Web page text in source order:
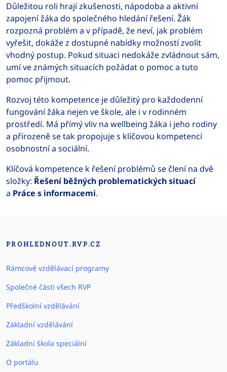
Důležitou roli hrají zkušenosti, nápodoba a aktivní
zapojení žáka do společného hledání řešení. Žák
rozpozná problém a v případě, že neví, jak problém
vyřešit, dokáže z dostupné nabídky možností zvolit
vhodný postup. Pokud situaci nedokáže zvládnout sám,
umí ve známých situacích požádat o pomoc a tuto
pomoc přijmout.
Rozvoj této kompetence je důležitý pro každodenní
fungování žáka nejen ve škole, ale i v rodinném
prostředí. Má přímý vliv na wellbeing žáka i jeho rodiny
a přirozeně se tak propojuje s klíčovou kompetencí
osobnostní a sociální.
Klíčová kompetence k řešení problémů se člení na dvě
složky: Řešení běžných problematických situací
a Práce s informacemi.
PROHLEDNOUT.RVP.CZ
Rámcové vzdělávací programy
Společné části všech RVP
Předškolní vzdělávání
Základní vzdělávání
Základní škola speciální
O portálu